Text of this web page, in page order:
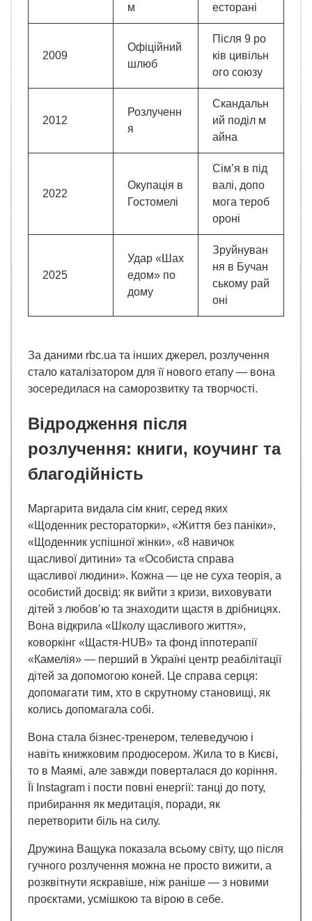
м
есторані
2009
Офіційний
шлюб
Після 9 ро
ків цивільн
ого союзу
2012
Розлученн
я
Скандальн
ий поділ м
айна
2022
Окупація в
Гостомелі
Сім’я в під
валі, допо
мога тероб
ороні
2025
Удар «Шах
едом» по
дому
Зруйнуван
ня в Бучан
ському рай
оні
За даними rbc.ua та інших джерел, розлучення
стало каталізатором для її нового етапу — вона
зосередилася на саморозвитку та творчості.
Відродження після
розлучення: книги, коучинг та
благодійність
Маргарита видала сім книг, серед яких
«Щоденник рестораторки», «Життя без паніки»,
«Щоденник успішної жінки», «8 навичок
щасливої дитини» та «Особиста справа
щасливої людини». Кожна — це не суха теорія, а
особистий досвід: як вийти з кризи, виховувати
дітей з любов’ю та знаходити щастя в дрібницях.
Вона відкрила «Школу щасливого життя»,
коворкінг «Щастя-HUB» та фонд іппотерапії
«Камелія» — перший в Україні центр реабілітації
дітей за допомогою коней. Це справа серця:
допомагати тим, хто в скрутному становищі, як
колись допомагала собі.
Вона стала бізнес-тренером, телеведучою і
навіть книжковим продюсером. Жила то в Києві,
то в Маямі, але завжди поверталася до коріння.
Її Instagram і пости повні енергії: танці до поту,
прибирання як медитація, поради, як
перетворити біль на силу.
Дружина Ващука показала всьому світу, що після
гучного розлучення можна не просто вижити, а
розквітнути яскравіше, ніж раніше — з новими
проєктами, усмішкою та вірою в себе.